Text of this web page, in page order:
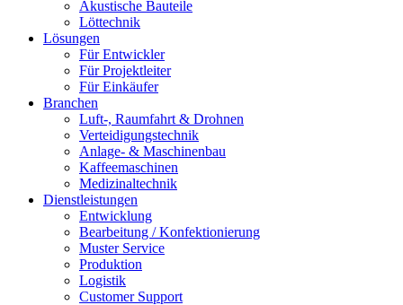
Akustische Bauteile
Löttechnik
Lösungen
Für Entwickler
Für Projektleiter
Für Einkäufer
Branchen
Luft-, Raumfahrt & Drohnen
Verteidigungstechnik
Anlage- & Maschinenbau
Kaffeemaschinen
Medizinaltechnik
Dienstleistungen
Entwicklung
Bearbeitung / Konfektionierung
Muster Service
Produktion
Logistik
Customer Support